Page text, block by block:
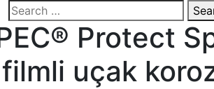
Close
Button
Protect
filmli uçak